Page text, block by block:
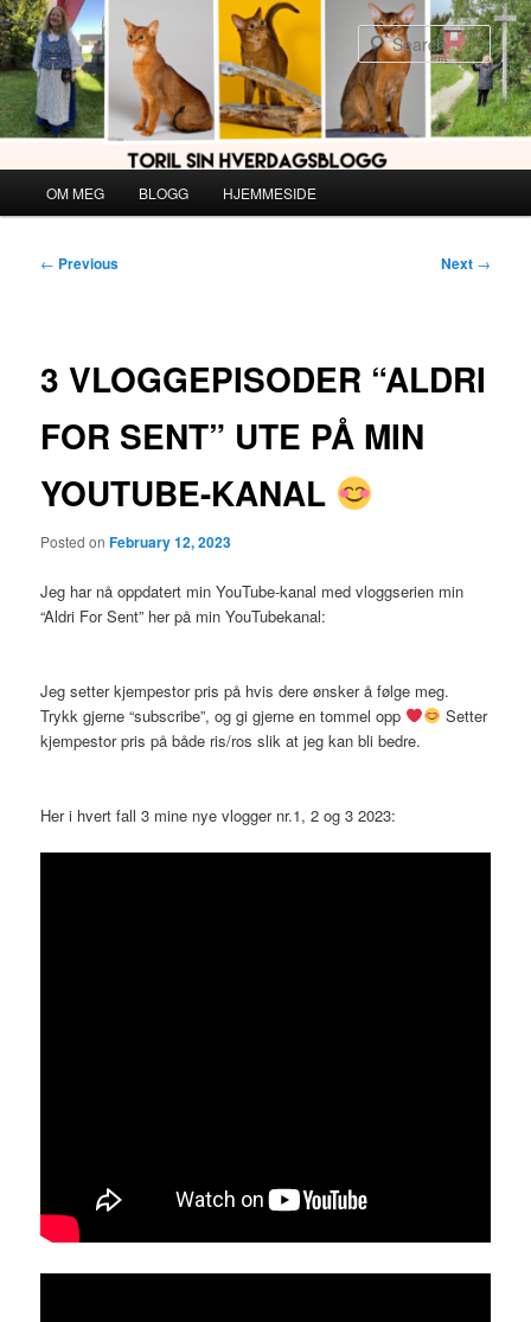
Skip
to
primary
content
OM MEG BLOGG HJEMMESIDE
Post
← Previous Next →
3 VLOGGEPISODER “ALDRI
FOR SENT” UTE PÅ MIN
YOUTUBE-KANAL
Posted onFebruary 12, 2023
Jeg har nå oppdatert min YouTube-kanal med vloggserien min
“Aldri For Sent” her på min YouTubekanal:
Jeg setter kjempestor pris på hvis dere ønsker å følge meg.
Trykk gjerne “subscribe”, og gi gjerne en tommel opp
Setter
kjempestor pris på både ris/ros slik at jeg kan bli bedre.
Her i hvert fall 3 mine nye vlogger nr.1, 2 og 3 2023: